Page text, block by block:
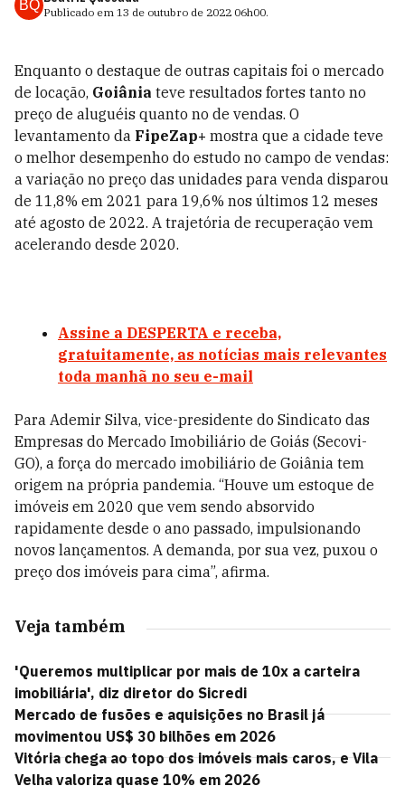
BQ Publicado em 13 de outubro de 2022 06h00.
Enquanto o destaque de outras capitais foi o mercado
de locação, Goiânia teve resultados fortes tanto no
preço de aluguéis quanto no de vendas. O
levantamento da FipeZap+ mostra que a cidade teve
o melhor desempenho do estudo no campo de vendas:
a variação no preço das unidades para venda disparou
de 11,8% em 2021 para 19,6% nos últimos 12 meses
até agosto de 2022. A trajetória de recuperação vem
acelerando desde 2020.
Assine a DESPERTA e receba,
gratuitamente, as notícias mais relevantes
toda manhã no seu e-mail
Para Ademir Silva, vice-presidente do Sindicato das
Empresas do Mercado Imobiliário de Goiás (Secovi-
GO), a força do mercado imobiliário de Goiânia tem
origem na própria pandemia. “Houve um estoque de
imóveis em 2020 que vem sendo absorvido
rapidamente desde o ano passado, impulsionando
novos lançamentos. A demanda, por sua vez, puxou o
preço dos imóveis para cima”, afirma.
Veja também
'Queremos multiplicar por mais de 10x a carteira
imobiliária', diz diretor do Sicredi
Mercado de fusões e aquisições no Brasil já
movimentou US$ 30 bilhões em 2026
Vitória chega ao topo dos imóveis mais caros, e Vila
Velha valoriza quase 10% em 2026